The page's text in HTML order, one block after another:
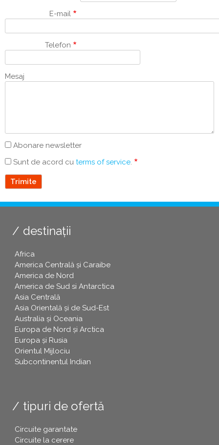
E-mail
Telefon
Mesaj
Abonare newsletter
Sunt de acord cu terms of service.
destinații
Africa
America Centrală și Caraibe
America de Nord
America de Sud si Antarctica
Asia Centrală
Asia Orientală și de Sud-Est
Australia și Oceania
Europa de Nord și Arctica
Europa și Rusia
Orientul Mijlociu
Subcontinentul Indian
tipuri de ofertă
Circuite garantate
Circuite la cerere